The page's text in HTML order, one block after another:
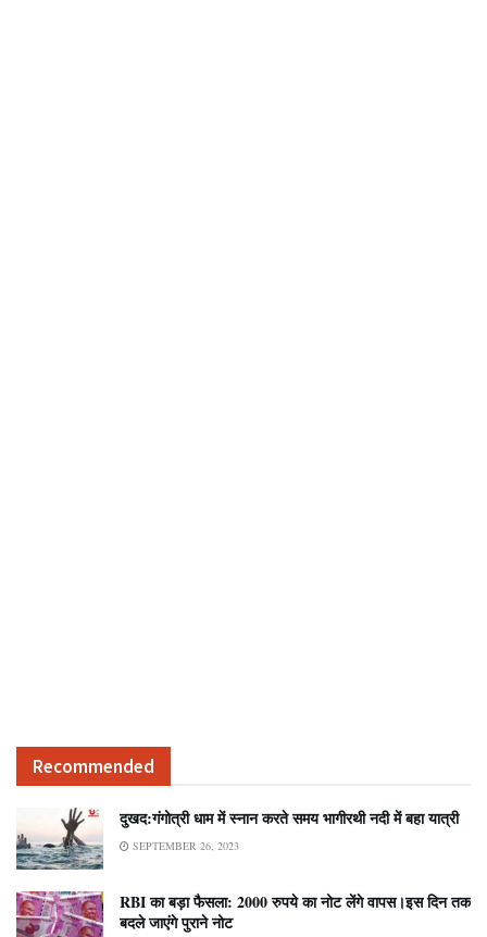
Recommended
दुखद:गंगोत्री धाम में स्नान करते समय भागीरथी नदी में बहा यात्री
SEPTEMBER 26, 2023
RBI का बड़ा फैसला: 2000 रुपये का नोट लेंगे वापस।इस दिन तक
बदले जाएंगे पुराने नोट